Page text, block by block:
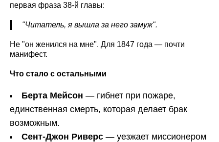
первая фраза 38-й главы:
"Читатель, я вышла за него замуж".
Не "он женился на мне". Для 1847 года — почти
манифест.
Что стало с остальными
Берта Мейсон — гибнет при пожаре,
единственная смерть, которая делает брак
возможным.
Сент-Джон Риверс — уезжает миссионером